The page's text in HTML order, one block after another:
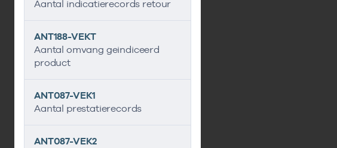
Aantal indicatierecords retour
ANT188-VEKT
Aantal omvang geindiceerd
product
ANT087-VEK1
Aantal prestatierecords
ANT087-VEK2